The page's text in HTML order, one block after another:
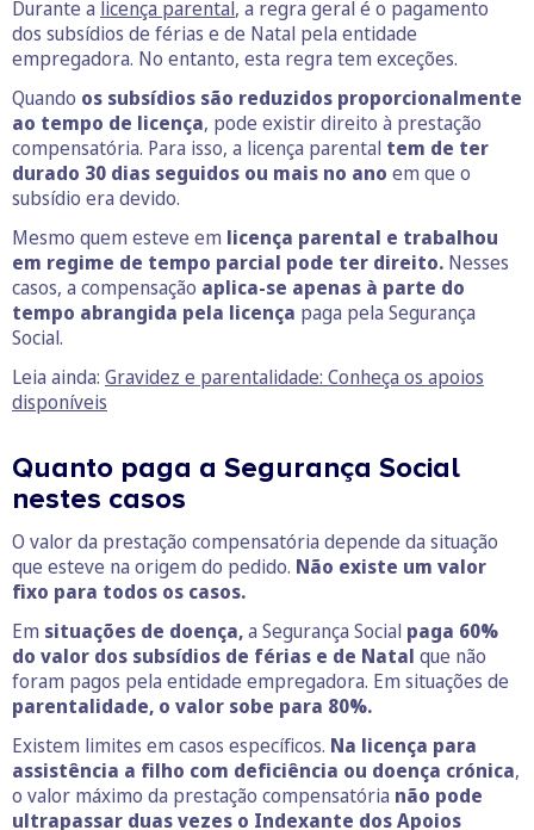
Durante a licença parental, a regra geral é o pagamento
dos subsídios de férias e de Natal pela entidade
empregadora. No entanto, esta regra tem exceções.
Quando os subsídios são reduzidos proporcionalmente
ao tempo de licença, pode existir direito à prestação
compensatória. Para isso, a licença parental tem de ter
durado 30 dias seguidos ou mais no ano em que o
subsídio era devido.
Mesmo quem esteve em licença parental e trabalhou
em regime de tempo parcial pode ter direito. Nesses
casos, a compensação aplica-se apenas à parte do
tempo abrangida pela licença paga pela Segurança
Social.
Leia ainda: Gravidez e parentalidade: Conheça os apoios
disponíveis
Quanto paga a Segurança Social
nestes casos
O valor da prestação compensatória depende da situação
que esteve na origem do pedido. Não existe um valor
fixo para todos os casos.
Em situações de doença,a Segurança Social paga 60%
do valor dos subsídios de férias e de Natal que não
foram pagos pela entidade empregadora. Em situações de
parentalidade, o valor sobe para 80%.
Existem limites em casos específicos. Na licença para
assistência a filho com deficiência ou doença crónica,
o valor máximo da prestação compensatória não pode
ultrapassar duas vezes o Indexante dos Apoios